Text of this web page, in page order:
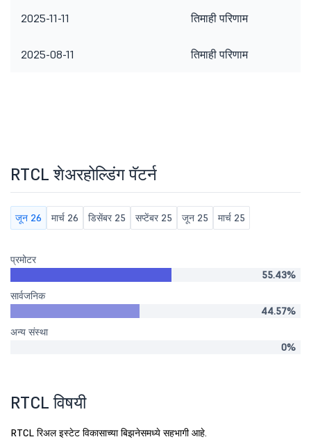
2025-11-11 तिमाही परिणाम
2025-08-11 तिमाही परिणाम
RTCL शेअरहोल्डिंग पॅटर्न
जून 26 मार्च 26 डिसेंबर 25 सप्टेंबर 25 जून 25 मार्च 25
प्रमोटर
55.43%
सार्वजनिक
44.57%
अन्य संस्था
0%
RTCL विषयी
RTCL रिअल इस्टेट विकासाच्या बिझनेसमध्ये सहभागी आहे.